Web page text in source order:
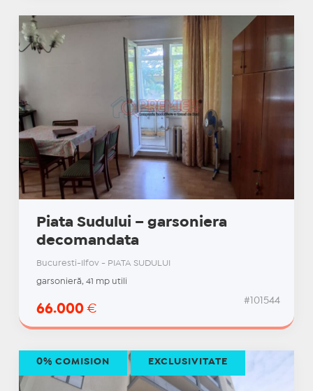
Piata Sudului – garsoniera
decomandata
Bucuresti-Ilfov - PIATA SUDULUI
garsonieră, 41 mp utili
66.000 €
#101544
0% COMISION EXCLUSIVITATE